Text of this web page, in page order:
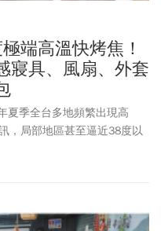
端高溫快烤焦！
寢具、風扇、外套
夏季全台多地頻繁出現高
，局部地區甚至逼近38度以
數人難以承受，對抗酷暑
者透過其他精準降溫方法來